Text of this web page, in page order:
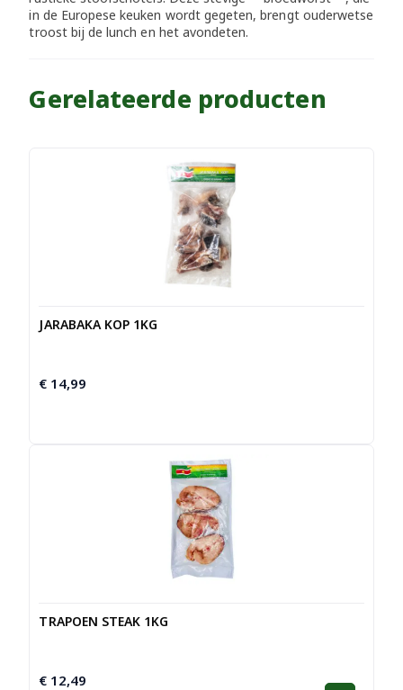
in de Europese keuken wordt gegeten, brengt ouderwetse
troost bij de lunch en het avondeten.
Gerelateerde producten
JARABAKA KOP 1KG
€ 14,99
TRAPOEN STEAK 1KG
€ 12,49